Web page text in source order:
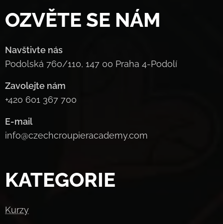
OZVĚTE SE NÁM
Navštivte nás
Podolská 760/110, 147 00 Praha 4-Podolí
Zavolejte nám
+420 601 367 700
E-mail
info@czechcroupieracademy.com
KATEGORIE
Kurzy